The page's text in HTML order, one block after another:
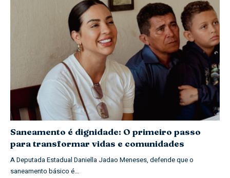
Saneamento é dignidade: O primeiro passo
para transformar vidas e comunidades
A Deputada Estadual Daniella Jadao Meneses, defende que o
saneamento básico é…